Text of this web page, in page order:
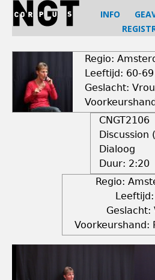
Jump
navigation
INFO
Regio:
Leeftijd: 60-69
Geslacht:
CNGT2106
Discussion
Dialoog
Duur: 2:20
Regio:
Geslacht:
Voorkeurshand: